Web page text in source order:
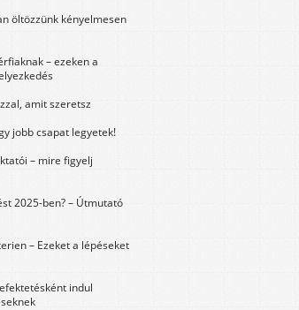
öltözzünk kényelmesen
– ezeken a
amit szeretsz
jobb csapat legyetek!
– mire figyelj
2025-ben? – Útmutató
– Ezeket a lépéseket
indul